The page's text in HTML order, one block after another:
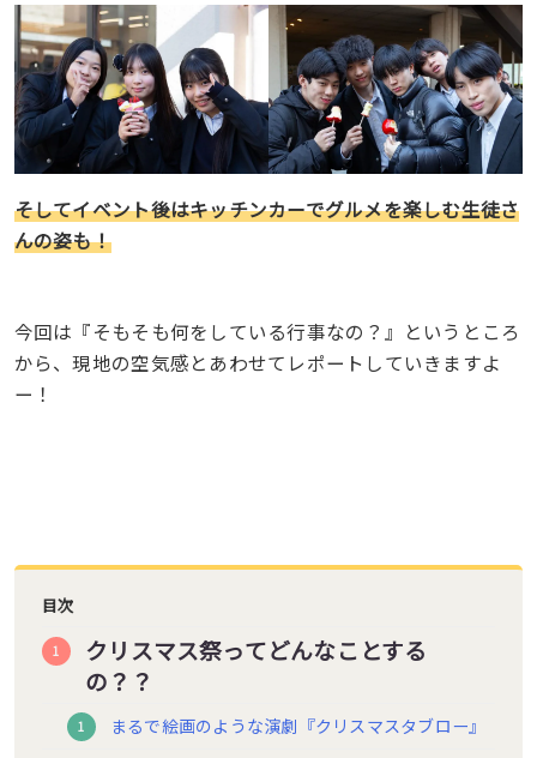
そしてイベント後はキッチンカーでグルメを楽しむ生徒さ
んの姿も！
今回は『そもそも何をしている行事なの？』というところ
から、現地の空気感とあわせてレポートしていきますよ
ー！
目次
クリスマス祭ってどんなことする
の？？
まるで絵画のような演劇『クリスマスタブロー』